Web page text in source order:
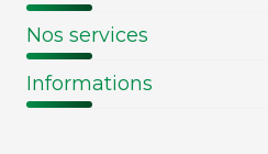
Nos services
Informations